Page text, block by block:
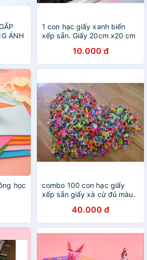
ÁNH
1 con hạc giấy xanh biển
xếp sẵn. Giấy 20cm x20 cm
10.000 đ
học
-
combo 100 con hạc giấy
xếp sẵn giấy xà cừ đủ màu.
bạn. Giá 40k/100 con.
40.000 đ